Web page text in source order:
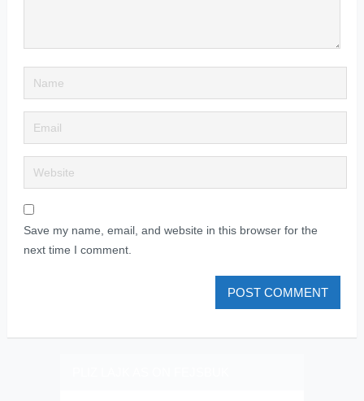
Save my name, email, and website in this browser for the
next time I comment.